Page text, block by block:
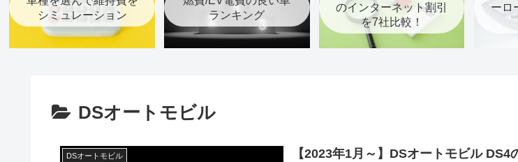
シミュレーション
ランキング
のインターネット割引
を7社比較！
ーロ
DSオートモビル
DSオートモビル 【2023年1月～】DSオートモビル DS4